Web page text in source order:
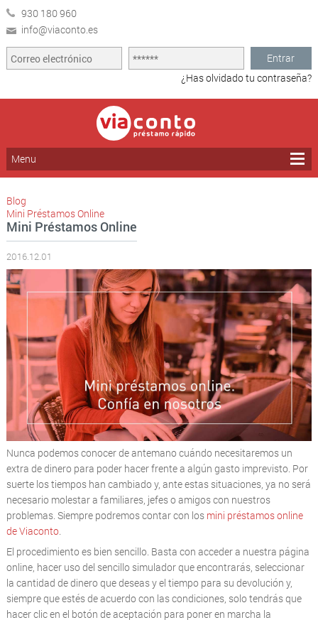
930 180 960
info@viaconto.es
Entrar
¿Has olvidado tu contraseña?
Menu
Blog
Mini Préstamos Online
Mini Préstamos Online
2016.12.01
Nunca podemos conocer de antemano cuándo necesitaremos un
extra de dinero para poder hacer frente a algún gasto imprevisto. Por
suerte los tiempos han cambiado y, ante estas situaciones, ya no será
necesario molestar a familiares, jefes o amigos con nuestros
problemas. Siempre podremos contar con los mini préstamos online
de Viaconto
El procedimiento es bien sencillo. Basta con acceder a nuestra página
online, hacer uso del sencillo simulador que encontrarás, seleccionar
la cantidad de dinero que deseas y el tiempo para su devolución y,
siempre que estés de acuerdo con las condiciones, solo tendrás que
hacer clic en el botón de aceptación para poner en marcha la